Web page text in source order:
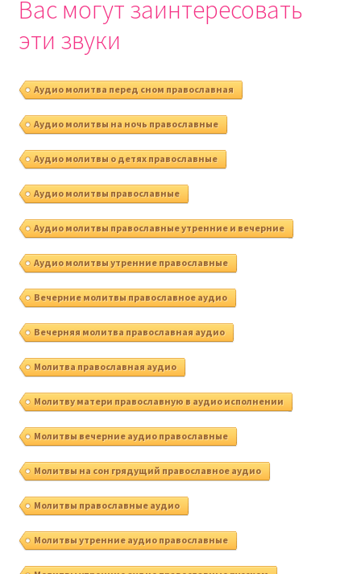
Вас могут заинтересовать
эти звуки
Аудио молитва перед сном православная
Аудио молитвы на ночь православные
Аудио молитвы о детях православные
Аудио молитвы православные
Аудио молитвы православные утренние и вечерние
Аудио молитвы утренние православные
Вечерние молитвы православное аудио
Вечерняя молитва православная аудио
Молитва православная аудио
Молитву матери православную в аудио исполнении
Молитвы вечерние аудио православные
Молитвы на сон грядущий православное аудио
Молитвы православные аудио
Молитвы утренние аудио православные